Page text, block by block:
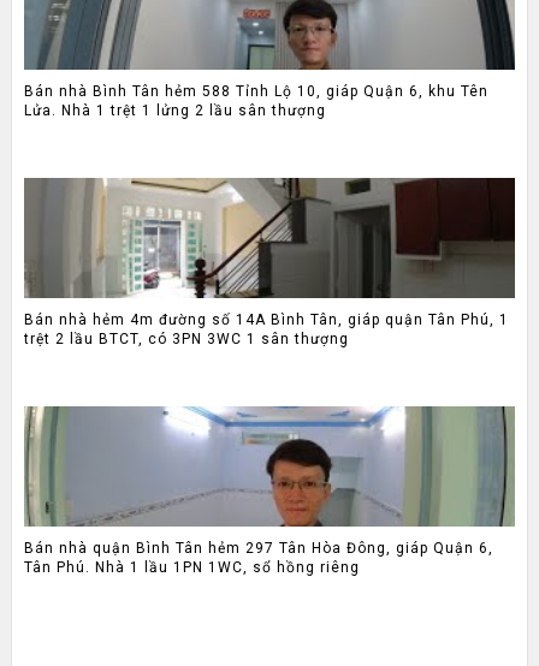
Bán nhà Bình Tân hẻm 588 Tỉnh Lộ 10, giáp Quận 6, khu Tên
Lửa. Nhà 1 trệt 1 lửng 2 lầu sân thượng
Bán nhà hẻm 4m đường số 14A Bình Tân, giáp quận Tân Phú, 1
trệt 2 lầu BTCT, có 3PN 3WC 1 sân thượng
Bán nhà quận Bình Tân hẻm 297 Tân Hòa Đông, giáp Quận 6,
Tân Phú. Nhà 1 lầu 1PN 1WC, sổ hồng riêng